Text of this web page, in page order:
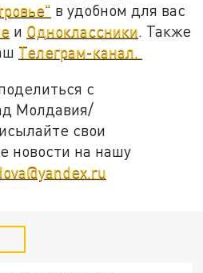
в удобном для вас
и Одноклассники. Также
Телеграм-канал.
с
Молдавия/
свои
новости на нашу